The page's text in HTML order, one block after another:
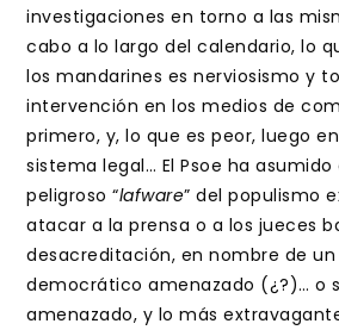
investigaciones en torno a las
cabo a lo largo del calendario, lo
los mandarines es nerviosismo y
intervención en los medios de
primero, y, lo que es peor, luego
sistema legal… El Psoe ha
peligroso “lafware” del populismo
atacar a la prensa o a los jueces
desacreditación, en nombre de
democrático amenazado (¿?)… o
amenazado, y lo más